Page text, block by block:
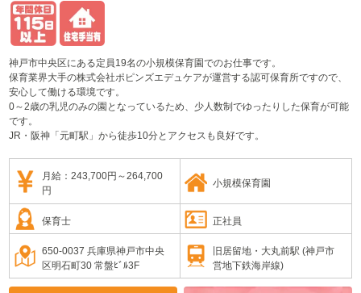
神戸市中央区にある定員19名の小規模保育園でのお仕事です。
保育業界大手の株式会社ポピンズエデュケアが運営する認可保育所ですので、
安心して働ける環境です。
0～2歳の乳児のみの園となっているため、少人数制でゆったりした保育が可能
です。
JR・阪神「元町駅」から徒歩10分とアクセスも良好です。
月給：243,700円～264,700
円
小規模保育園
保育士 正社員
650-0037 兵庫県神戸市中央
区明石町30 常盤ﾋﾞﾙ3F
旧居留地・大丸前駅 (神戸市
営地下鉄海岸線)